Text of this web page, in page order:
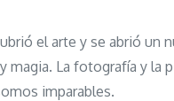
el arte y se abrió un
magia. La fotografía y la
imparables.